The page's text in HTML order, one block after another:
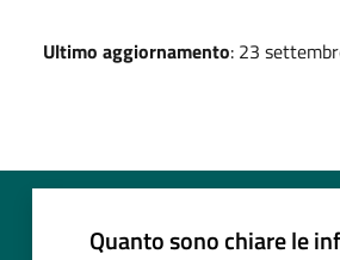
Ultimo aggiornamento: 23
Quanto sono chiare le